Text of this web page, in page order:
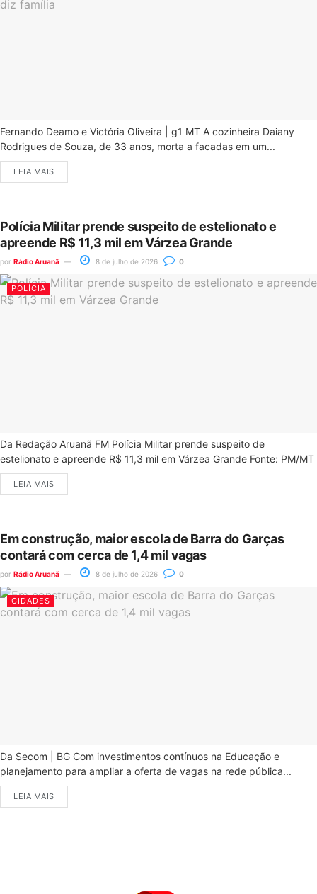
Fernando Deamo e Victória Oliveira | g1 MT A cozinheira Daiany
Rodrigues de Souza, de 33 anos, morta a facadas em um...
LEIA MAIS
Polícia Militar prende suspeito de estelionato e
apreende R$ 11,3 mil em Várzea Grande
por Rádio Aruanã 8 de julho de 2026 0
POLÍCIA
Da Redação Aruanã FM Polícia Militar prende suspeito de
estelionato e apreende R$ 11,3 mil em Várzea Grande Fonte: PM/MT
LEIA MAIS
Em construção, maior escola de Barra do Garças
contará com cerca de 1,4 mil vagas
por Rádio Aruanã 8 de julho de 2026 0
CIDADES
Da Secom | BG Com investimentos contínuos na Educação e
planejamento para ampliar a oferta de vagas na rede pública...
LEIA MAIS